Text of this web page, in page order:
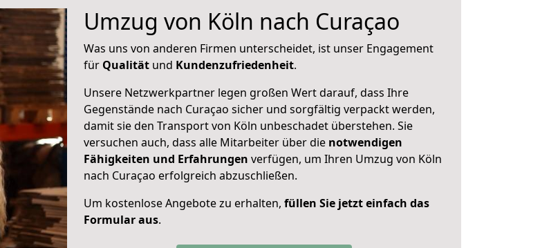
Umzug von Köln nach Curaçao
Was uns von anderen Firmen unterscheidet, ist unser Engagement
für Qualität und Kundenzufriedenheit.
Unsere Netzwerkpartner legen großen Wert darauf, dass Ihre
Gegenstände nach Curaçao sicher und sorgfältig verpackt werden,
damit sie den Transport von Köln unbeschadet überstehen. Sie
versuchen auch, dass alle Mitarbeiter über die notwendigen
Fähigkeiten und Erfahrungen verfügen, um Ihren Umzug von Köln
nach Curaçao erfolgreich abzuschließen.
Um kostenlose Angebote zu erhalten, füllen Sie jetzt einfach das
Formular aus.